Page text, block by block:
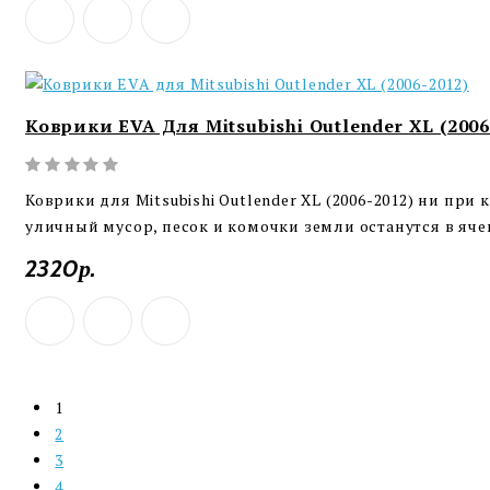
Коврики EVA Для Mitsubishi Outlender XL
Коврики для Mitsubishi Outlender XL (2006-2012) ни при
уличный мусор, песок и комочки земли останутся в
2320р.
1
2
3